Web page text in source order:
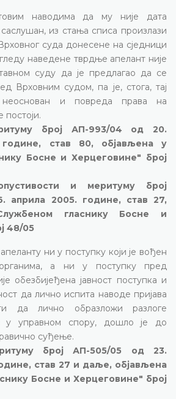
наводима да му није дата
из стања списа произлази
суда донесене на сједници
наведене тврдње апелант није
суду да је предлагао да се
Врховним судом, па је, стога, тај
неоснован и повреда права на
број АП-993/04 од 20.
став 80, објављена у
Босне и Херцеговине" број
и меритуму број
априла 2005. године, став 27,
гласнику Босне и
48/05
ни у поступку који је вођен
а ни у поступку пред
обезбијеђена јавност поступка и
да лично испита наводе пријава
да лично образложи разлоге
у управном спору, дошло је до
суђење.
број АП-505/05 од 23.
став 27 и даље, објављена
Босне и Херцеговине" број